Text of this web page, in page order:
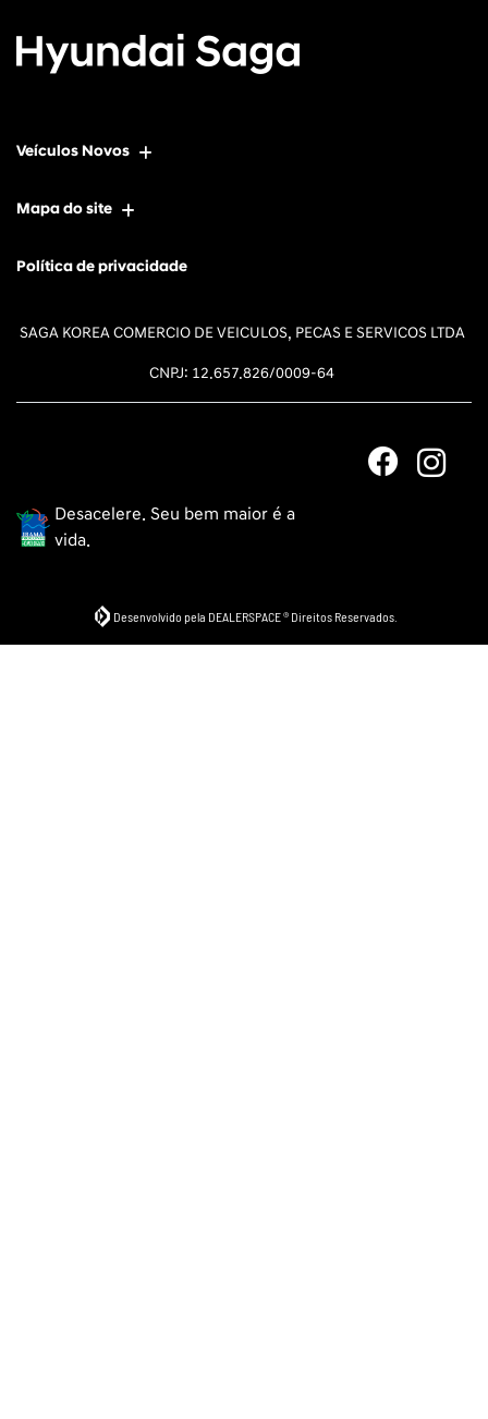
Veículos Novos
Mapa do site
Política de privacidade
SAGA KOREA COMERCIO DE VEICULOS, PECAS E SERVICOS LTDA
CNPJ: 12.657.826/0009-64
Desacelere. Seu bem maior é a
vida.
Desenvolvido pela DEALERSPACE ® Direitos Reservados.